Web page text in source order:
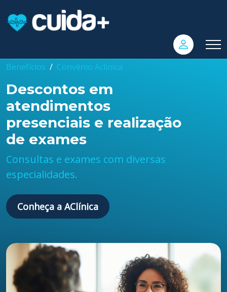
Benefícios Convênio Aclinica
Descontos em
atendimentos
presenciais e realização
de exames
Consultas e exames com diversas
especialidades.
Conheça a AClínica